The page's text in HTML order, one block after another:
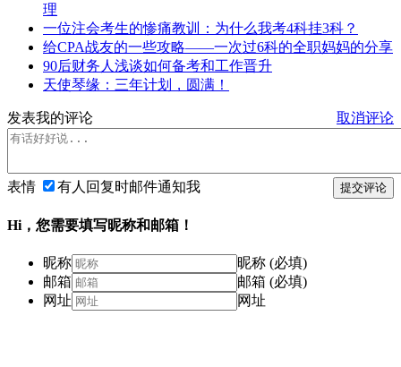
理
一位注会考生的惨痛教训：为什么我考4科挂3科？
给CPA战友的一些攻略——一次过6科的全职妈妈的分享
90后财务人浅谈如何备考和工作晋升
天使琴缘：三年计划，圆满！
发表我的评论 取消评论
提交评论
表情 有人回复时邮件通知我
Hi，您需要填写昵称和邮箱！
昵称
昵称 (必填)
邮箱
邮箱 (必填)
网址
网址